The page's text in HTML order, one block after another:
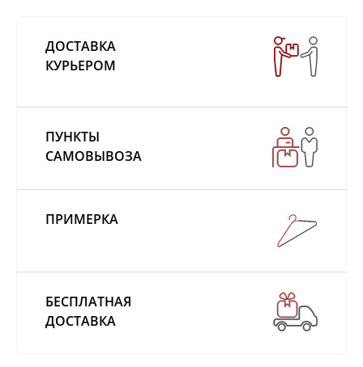
ДОСТАВКА
КУРЬЕРОМ
ПУНКТЫ
САМОВЫВОЗА
ПРИМЕРКА
БЕСПЛАТНАЯ
ДОСТАВКА